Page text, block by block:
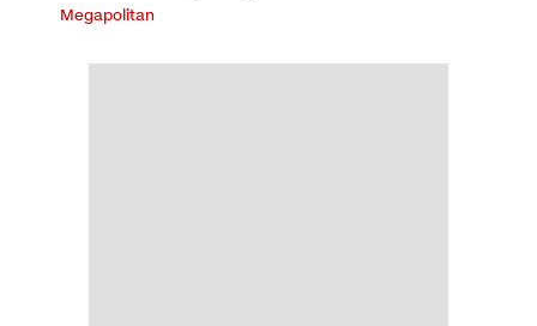
Megapolitan